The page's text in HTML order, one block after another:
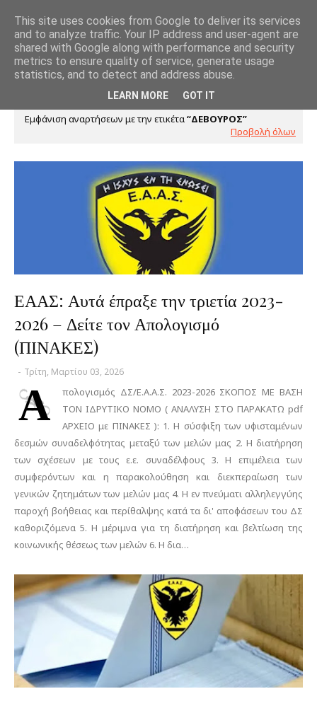
Εμφάνιση αναρτήσεων με την ετικέτα ΔΕΒΟΥΡΟΣ
Προβολή όλων
ΕΑΑΣ: Αυτά έπραξε την τριετία 2023-
2026 – Δείτε τον Απολογισμό
(ΠΙΝΑΚΕΣ)
- Τρίτη, Μαρτίου 03, 2026
Α
πολογισμός ΔΣ/Ε.Α.Α.Σ. 2023-2026 ΣΚΟΠΟΣ ΜΕ ΒΑΣΗ
ΤΟΝ ΙΔΡΥΤΙΚΟ ΝΟΜΟ ( ΑΝΑΛΥΣΗ ΣΤΟ ΠΑΡΑΚΑΤΩ pdf
ΑΡΧΕΙΟ με ΠΙΝΑΚΕΣ ): 1. Η σύσφιξη των υφισταμένων
δεσμών συναδελφότητας μεταξύ των μελών μας 2. Η διατήρηση
των σχέσεων με τους ε.ε. συναδέλφους 3. Η επιμέλεια των
συμφερόντων και η παρακολούθηση και διεκπεραίωση των
γενικών ζητημάτων των μελών μας 4. Η εν πνεύματι αλληλεγγύης
παροχή βοήθειας και περίθαλψης κατά τα δι' αποφάσεων του ΔΣ
καθοριζόμενα 5. Η μέριμνα για τη διατήρηση και βελτίωση της
κοινωνικής θέσεως των μελών 6. Η δια…
This site uses cookies from Google to deliver its services
and to analyze traffic. Your IP address and user-agent are
shared with Google along with performance and security
metrics to ensure quality of service, generate usage
statistics, and to detect and address abuse.
LEARN MORE GOT IT